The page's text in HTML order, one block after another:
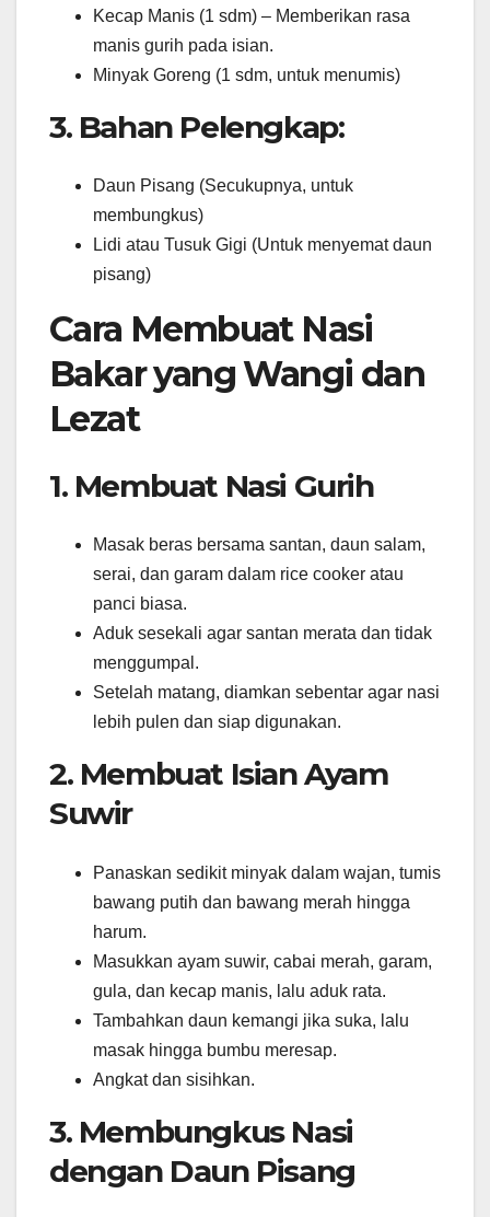
Kecap Manis (1 sdm) – Memberikan rasa
manis gurih pada isian.
Minyak Goreng (1 sdm, untuk menumis)
3. Bahan Pelengkap:
Daun Pisang (Secukupnya, untuk
membungkus)
Lidi atau Tusuk Gigi (Untuk menyemat daun
pisang)
Cara Membuat Nasi
Bakar yang Wangi dan
Lezat
1. Membuat Nasi Gurih
Masak beras bersama santan, daun salam,
serai, dan garam dalam rice cooker atau
panci biasa.
Aduk sesekali agar santan merata dan tidak
menggumpal.
Setelah matang, diamkan sebentar agar nasi
lebih pulen dan siap digunakan.
2. Membuat Isian Ayam
Suwir
Panaskan sedikit minyak dalam wajan, tumis
bawang putih dan bawang merah hingga
harum.
Masukkan ayam suwir, cabai merah, garam,
gula, dan kecap manis, lalu aduk rata.
Tambahkan daun kemangi jika suka, lalu
masak hingga bumbu meresap.
Angkat dan sisihkan.
3. Membungkus Nasi
dengan Daun Pisang